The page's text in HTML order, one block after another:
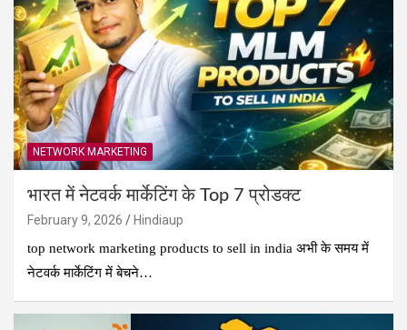
NETWORK MARKETING
भारत में नेटवर्क मार्केटिंग के Top 7 प्रोडक्ट
February 9, 2026
Hindiaup
top network marketing products to sell in india अभी के समय में
नेटवर्क मार्केटिंग में बेचने…